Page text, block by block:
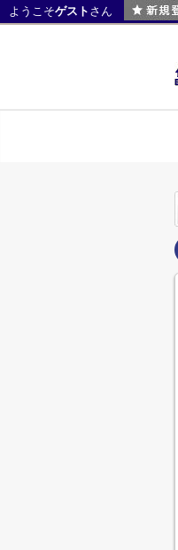
ようこそゲスト さん